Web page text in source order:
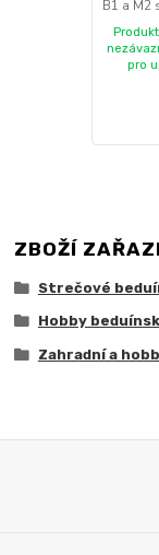
B1 a M2
pro
ZBOŽÍ
Strečové
Hobby
Zahradní a